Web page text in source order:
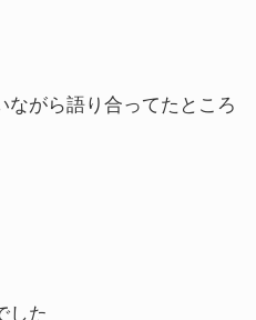
ながら語り合ってたところ
した